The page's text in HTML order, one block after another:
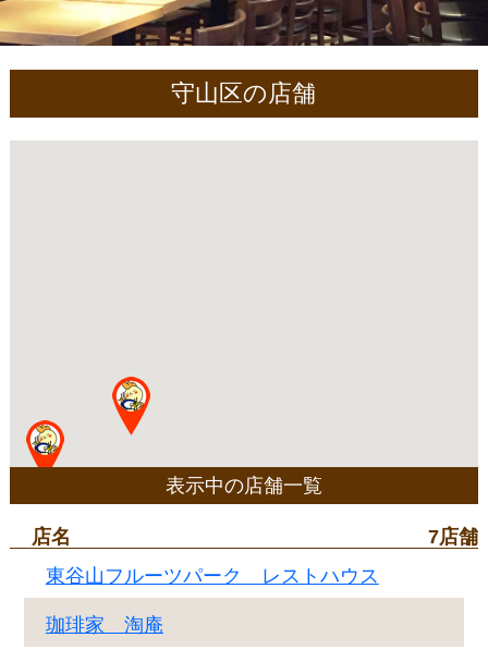
守山区の店舗
表示中の店舗一覧
店名
7店舗
東谷山フルーツパーク レストハウス
珈琲家 淘庵